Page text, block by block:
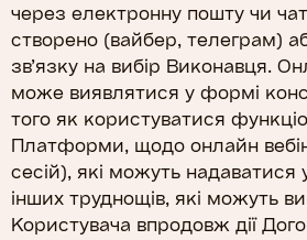
через електронну пошту чи
створено (вайбер, телеграм)
зв’язку на вибір Виконавця.
може виявлятися у формі
того як користуватися
Платформи, щодо онлайн
сесій), які можуть надаватися
інших труднощів, які можуть
Користувача впродовж дії